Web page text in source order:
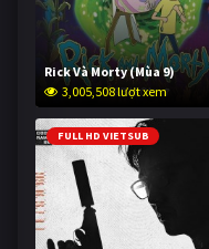
Rick Và Morty (Mùa 9)
3,005,508 lượt xem
FULL HD VIETSUB